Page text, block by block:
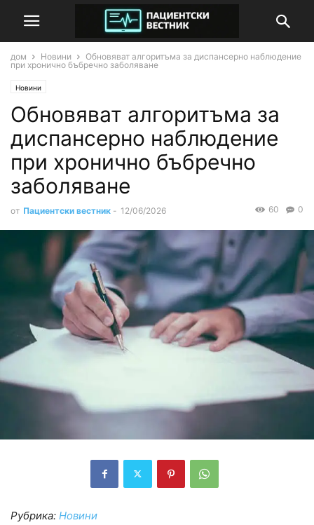
дом Новини
Обновяват алгоритъма за диспансерно наблюдение
при хронично бъбречно заболяване
Новини
Обновяват алгоритъма за
диспансерно наблюдение
при хронично бъбречно
заболяване
от Пациентски вестник - 12/06/2026 0
60
Рубрика: Новини